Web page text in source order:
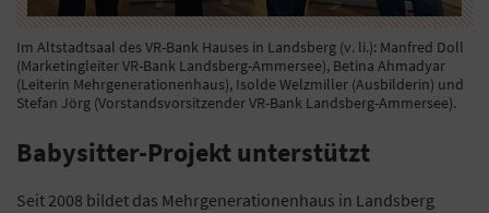
Im Altstadtsaal des VR-Bank Hauses in Landsberg (v. li.): Manfred Doll
(Marketingleiter VR-Bank Landsberg-Ammersee), Betina Ahmadyar
(Leiterin Mehrgenerationenhaus), Isolde Welzmiller (Ausbilderin) und
Stefan Jörg (Vorstandsvorsitzender VR-Bank Landsberg-Ammersee).
Babysitter-Projekt unterstützt
Seit 2008 bildet das Mehrgenerationenhaus in Landsberg